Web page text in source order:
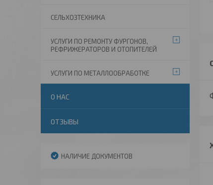
СЕЛЬХОЗТЕХНИКА
УСЛУГИ ПО РЕМОНТУ ФУРГОНОВ,
РЕФРИЖЕРАТОРОВ И ОТОПИТЕЛЕЙ
УСЛУГИ ПО МЕТАЛЛООБРАБОТКЕ
О НАС
ОТЗЫВЫ
НАЛИЧИЕ ДОКУМЕНТОВ